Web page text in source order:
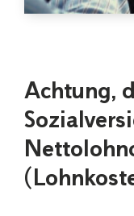
Achtung,